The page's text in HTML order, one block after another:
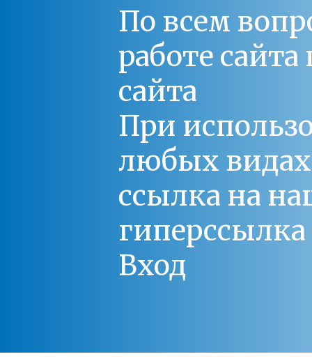
По всем
работе
сайта
При
любых
ссылка на
Вход